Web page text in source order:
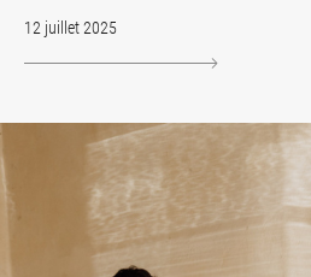
12 juillet 2025